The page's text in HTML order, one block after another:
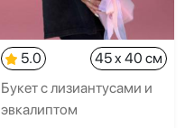
5.0
45 x 40 см
Букет с лизиантусами и
эвкалиптом